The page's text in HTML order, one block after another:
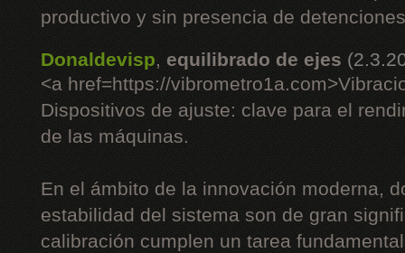
productivo y sin presencia de
Donaldevisp, equilibrado de ejes
<a href=https://
Dispositivos de ajuste: clave para el
de las máquinas.
En el ámbito de la innovación moderna,
estabilidad del sistema son de gran
calibración cumplen un tarea